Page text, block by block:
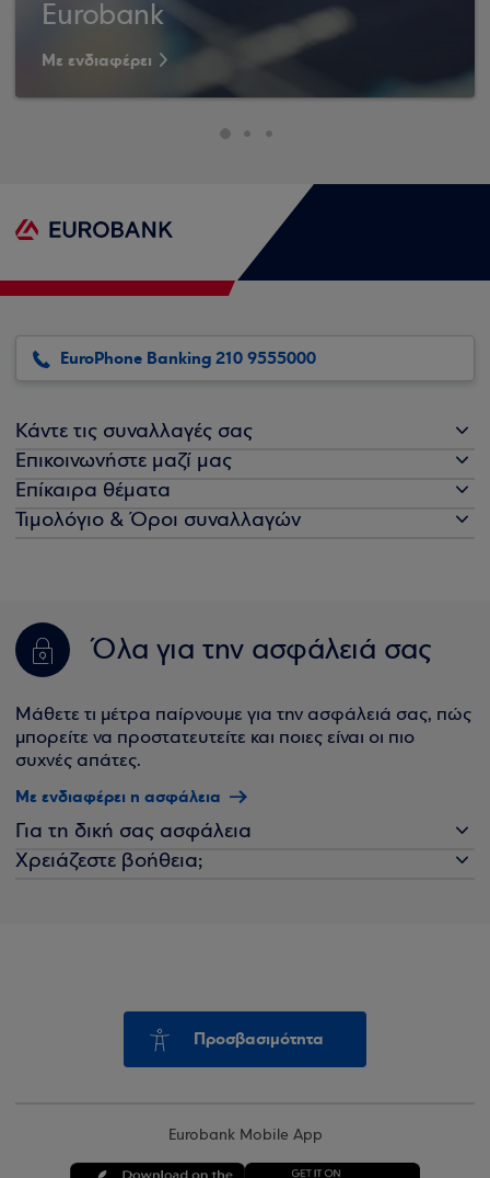
Eurobank
Με ενδιαφέρει
EuroPhone Banking 210 9555000
Κάντε τις συναλλαγές σας
Επικοινωνήστε μαζί μας
Επίκαιρα θέματα
Τιμολόγιο & Όροι συναλλαγών
Όλα για την ασφάλειά σας
Μάθετε τι μέτρα παίρνουμε για την ασφάλειά σας, πώς
μπορείτε να προστατευτείτε και ποιες είναι οι πιο
συχνές απάτες.
Με ενδιαφέρει η ασφάλεια
Για τη δική σας ασφάλεια
Χρειάζεστε βοήθεια;
Προσβασιμότητα
Eurobank Mobile App